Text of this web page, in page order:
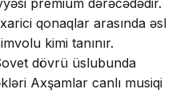
qonaqlar arasında əsl
kimi tanınır.
dövrü üslubunda
Axşamlar canlı musiqi